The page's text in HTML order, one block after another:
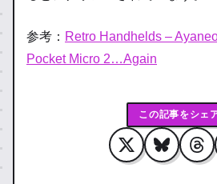
参考： Retro Handhelds –
Pocket Micro 2…Again
この記事をシェ